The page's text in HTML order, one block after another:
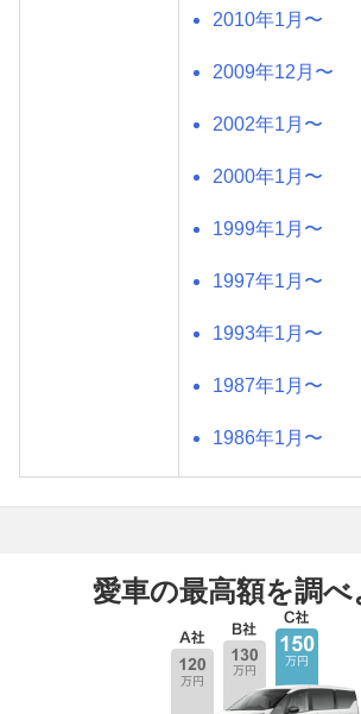
2010年1月〜
2009年12月〜
2002年1月〜
2000年1月〜
1999年1月〜
1997年1月〜
1993年1月〜
1987年1月〜
1986年1月〜
愛車の最高額を調べ